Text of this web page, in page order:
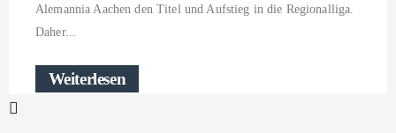
Alemannia Aachen den Titel und Aufstieg in die Regionalliga.
Daher
Weiterlesen